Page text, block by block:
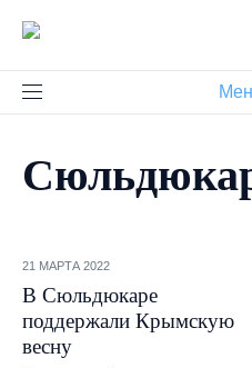
21 МАРТА 2022
В Сюльдюкаре
поддержали Крымскую
весну